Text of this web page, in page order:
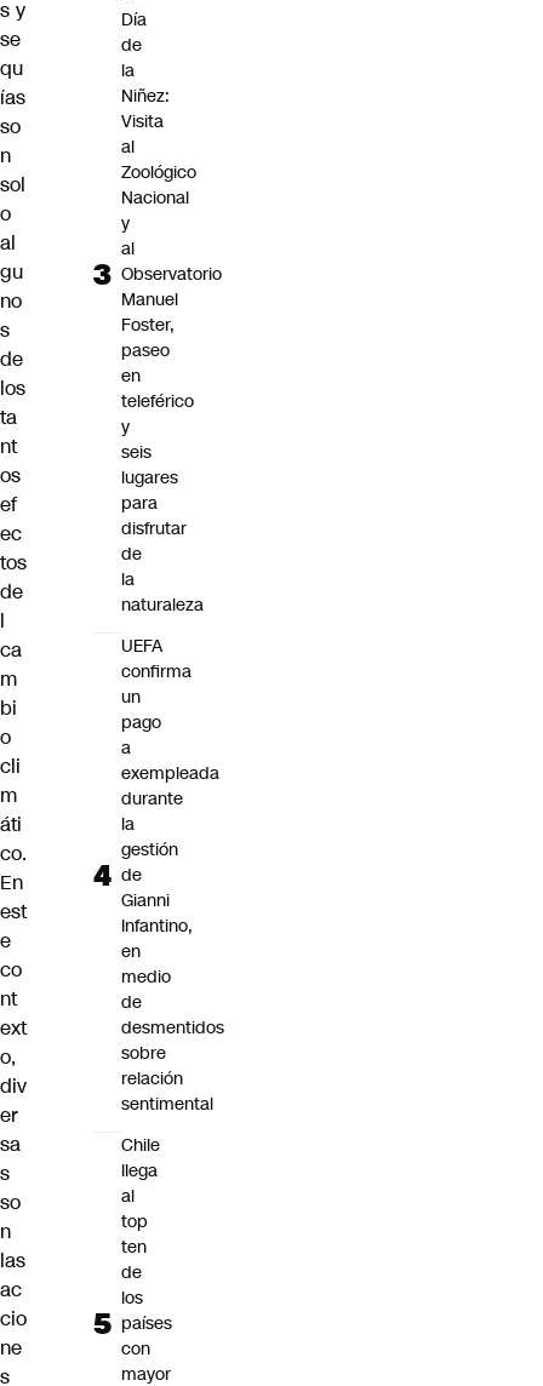
s y
se
qu
ías
so
n
sol
o
al
gu
no
s
de
los
ta
nt
os
ef
ec
tos
de
l
ca
m
bi
o
cli
m
áti
co.
En
est
e
co
nt
ext
o,
div
er
sa
s
so
n
las
ac
cio
ne
s
Día
de
la
Niñez:
Visita
al
Zoológico
Nacional
y
al
Observatorio
Manuel
Foster,
paseo
en
teleférico
y
seis
lugares
para
disfrutar
de
la
naturaleza
UEFA
confirma
un
pago
a
exempleada
durante
la
gestión
de
Gianni
Infantino,
en
medio
de
desmentidos
sobre
relación
sentimental
Chile
llega
al
top
ten
de
los
países
con
mayor